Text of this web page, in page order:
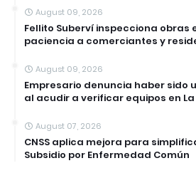
August 09, 2026
Fellito Suberví inspecciona obras
paciencia a comerciantes y
August 09, 2026
Empresario denuncia haber sido
al acudir a verificar equipos en
August 07, 2026
CNSS aplica mejora para
Subsidio por Enfermedad Común